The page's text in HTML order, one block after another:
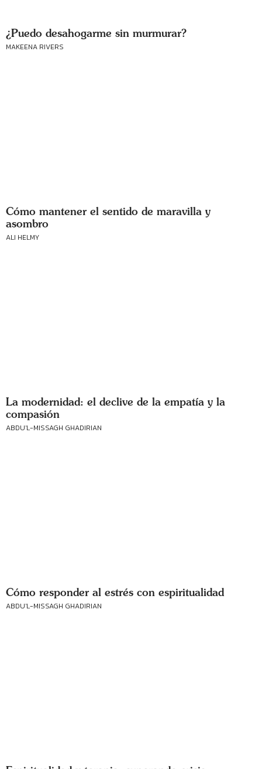
¿Puedo desahogarme sin murmurar?
MAKEENA RIVERS
Cómo mantener el sentido de maravilla y
asombro
ALI HELMY
La modernidad: el declive de la empatía y la
compasión
ABDU'L-MISSAGH GHADIRIAN
Cómo responder al estrés con espiritualidad
ABDU'L-MISSAGH GHADIRIAN